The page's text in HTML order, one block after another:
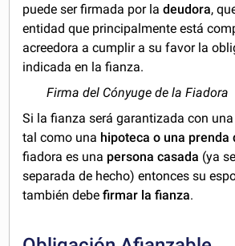
puede ser firmada por ladeudora,
entidad que principalmente está
acreedora a cumplir a su favor la
indicada en la fianza.
Firma del Cónyuge de la Fiadora
Si la fianza será garantizada con
tal como una hipoteca o una prenda
fiadora es una persona casada (ya
separada de hecho) entonces su
también debefirmar la fianza.